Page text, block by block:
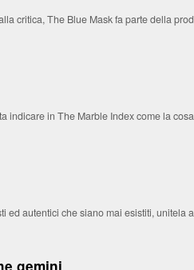
critica, The Blue Mask fa parte della
indicare in The Marble Index come la
ed autentici che siano mai esistiti, unitela
gemini